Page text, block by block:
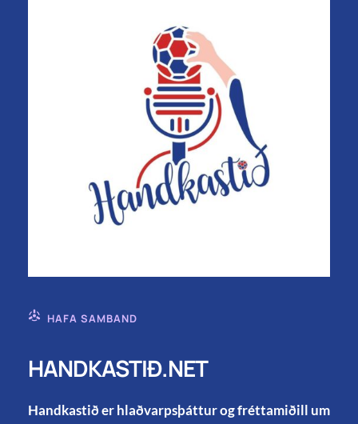
HAFA SAMBAND
HANDKASTIÐ.NET
Handkastið er hlaðvarpsþáttur og fréttamiðill um